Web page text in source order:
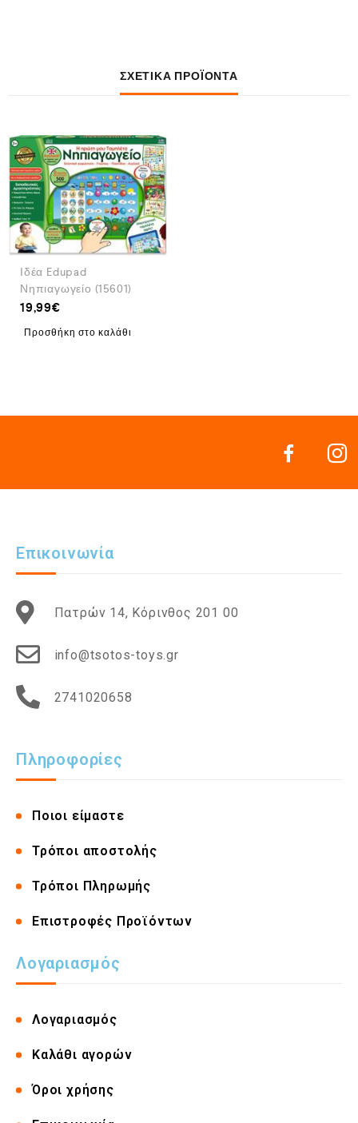
ΣΧΕΤΙΚΆ ΠΡΟΪΌΝΤΑ
Ιδέα Edupad
Νηπιαγωγείο (15601)
19,99€
Προσθήκη στο καλάθι
Επικοινωνία
Πατρών 14, Κόρινθος 201 00
info@tsotos-toys.gr
2741020658
Πληροφορίες
Ποιοι είμαστε
Τρόποι αποστολής
Τρόποι Πληρωμής
Επιστροφές Προϊόντων
Λογαριασμός
Λογαριασμός
Καλάθι αγορών
Όροι χρήσης